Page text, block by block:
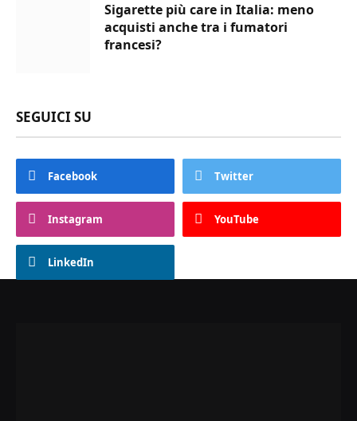
Sigarette più care in Italia: meno
acquisti anche tra i fumatori
francesi?
SEGUICI SU
Facebook Twitter
Instagram YouTube
LinkedIn